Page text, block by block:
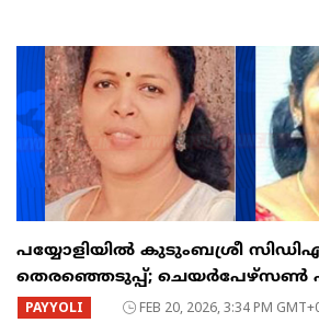
പയ്യോളിയിൽ കുടുംബശ്രീ
തെരഞ്ഞെടുപ്പ്; ചെയർപേഴ്സൺ
PAYYOLI FEB 20, 2026, 3:34 PM